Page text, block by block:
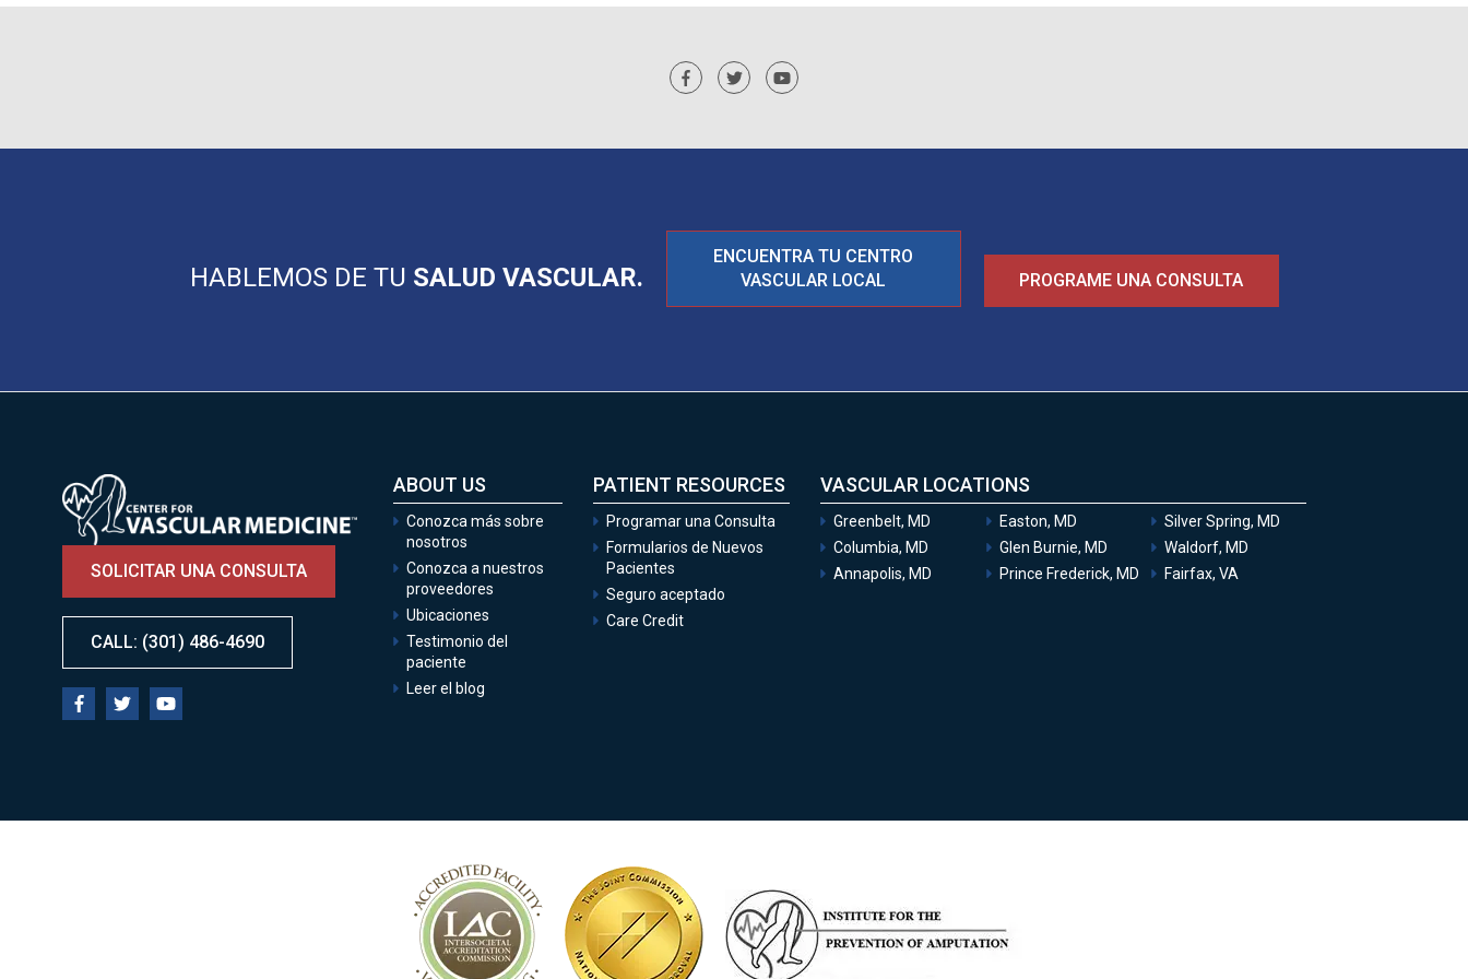
HABLEMOS DE TU SALUD VASCULAR.
ENCUENTRA TU CENTRO
VASCULAR LOCAL
PROGRAME UNA CONSULTA
Image
SOLICITAR UNA CONSULTA
CALL: (301) 486-4690
ABOUT US
Conozca más sobre
nosotros
Conozca a nuestros
proveedores
Ubicaciones
Testimonio del
paciente
Leer el blog
PATIENT RESOURCES
Programar una Consulta
Formularios de Nuevos
Pacientes
Seguro aceptado
Care Credit
VASCULAR LOCATIONS
Greenbelt, MD
Columbia, MD
Annapolis, MD
Easton, MD
Glen Burnie, MD
Prince Frederick, MD
Silver Spring, MD
Waldorf, MD
Fairfax, VA